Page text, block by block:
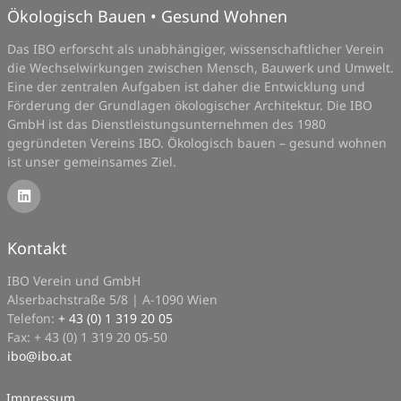
Ökologisch Bauen • Gesund Wohnen
Das IBO erforscht als unabhängiger, wissenschaftlicher Verein
die Wechselwirkungen zwischen Mensch, Bauwerk und Umwelt.
Eine der zentralen Aufgaben ist daher die Entwicklung und
Förderung der Grundlagen ökologischer Architektur. Die IBO
GmbH ist das Dienstleistungsunternehmen des 1980
gegründeten Vereins IBO. Ökologisch bauen – gesund wohnen
ist unser gemeinsames Ziel.
Kontakt
IBO Verein und GmbH
Alserbachstraße 5/8 | A-1090 Wien
Telefon: + 43 (0) 1 319 20 05
Fax: + 43 (0) 1 319 20 05-50
ibo@ibo.at
Impressum